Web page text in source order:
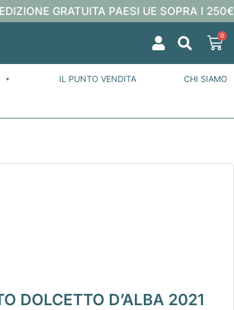
GRATUITA PAESI UE SOPRA I 250€
0
IL PUNTO VENDITA CHI SIAMO
DOLCETTO D’ALBA 2021